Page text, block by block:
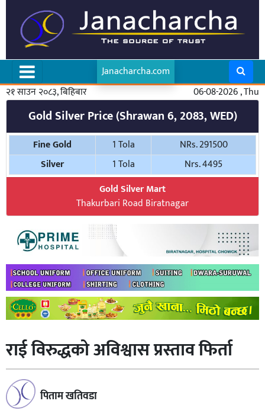
Janacharcha.com
२१ साउन २०८३, बिहिबार
06-08-2026 , Thu
Gold Silver Price (Shrawan 6, 2083, WED)
Fine Gold 1 Tola
NRs. 291500
Silver
1 Tola
Nrs. 4495
Gold Silver Mart
Thakurbari Road Biratnagar
राई विरुद्धको अविश्वास प्रस्ताव फिर्ता
पिताम खतिवडा